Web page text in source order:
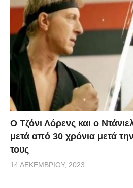
Ο Τζόνι Λόρενς και ο
μετά από 30 χρόνια μετά
τους
14 ΔΕΚΕΜΒΡΊΟΥ, 2023